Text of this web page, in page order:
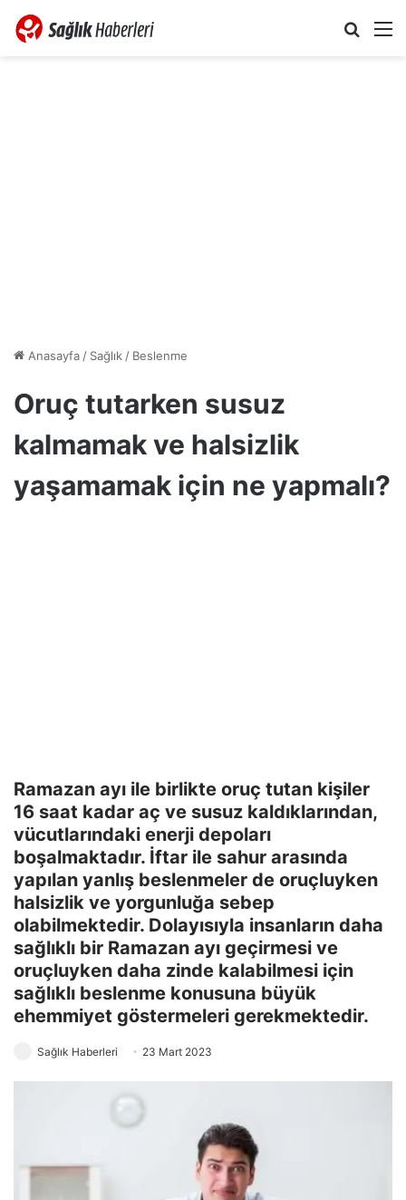
Anasayfa/ Sağlık/ Beslenme
Oruç tutarken susuz
kalmamak ve halsizlik
yaşamamak için ne yapmalı?
Ramazan ayı ile birlikte oruç tutan kişiler
16 saat kadar aç ve susuz kaldıklarından,
vücutlarındaki enerji depoları
boşalmaktadır. İftar ile sahur arasında
yapılan yanlış beslenmeler de oruçluyken
halsizlik ve yorgunluğa sebep
olabilmektedir. Dolayısıyla insanların daha
sağlıklı bir Ramazan ayı geçirmesi ve
oruçluyken daha zinde kalabilmesi için
sağlıklı beslenme konusuna büyük
ehemmiyet göstermeleri gerekmektedir.
Sağlık Haberleri 23 Mart 2023